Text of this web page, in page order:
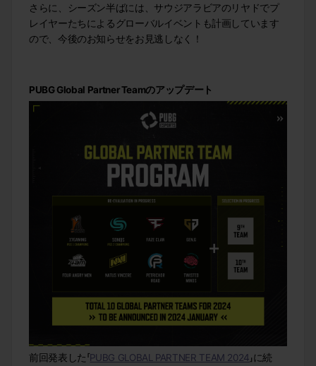
さらに、シーズン半ばには、サウジアラビアのリヤドでプ
レイヤーたちによるグローバルイベントも計画しています
ので、今後のお知らせをお見逃しなく！
PUBG Global Partner Teamのアップデート
前回発表した「PUBG GLOBAL PARTNER TEAM 2024」に続